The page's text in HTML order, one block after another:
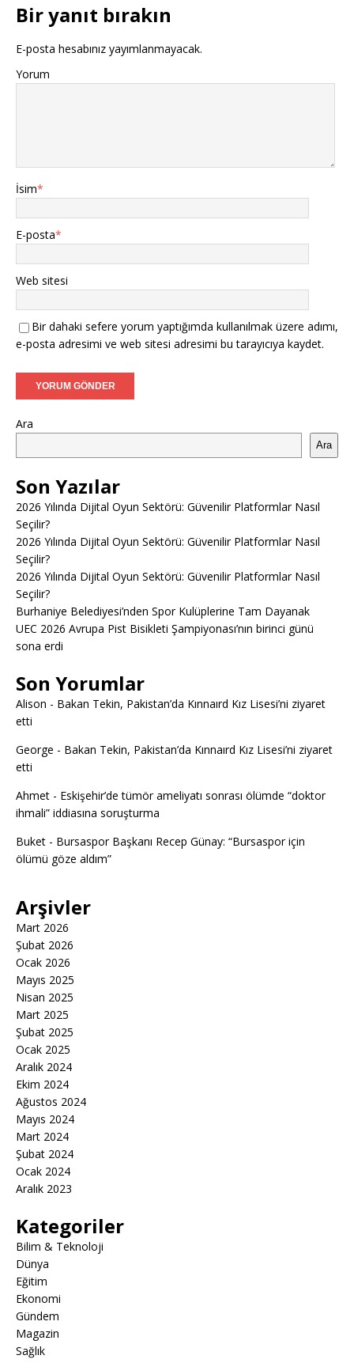
Bir yanıt bırakın
E-posta hesabınız yayımlanmayacak.
Yorum
İsim*
E-posta*
Web sitesi
Bir dahaki sefere yorum yaptığımda kullanılmak üzere adımı,
e-posta adresimi ve web sitesi adresimi bu tarayıcıya kaydet.
Ara
Ara
Son Yazılar
2026 Yılında Dijital Oyun Sektörü: Güvenilir Platformlar Nasıl
Seçilir?
2026 Yılında Dijital Oyun Sektörü: Güvenilir Platformlar Nasıl
Seçilir?
2026 Yılında Dijital Oyun Sektörü: Güvenilir Platformlar Nasıl
Seçilir?
Burhaniye Belediyesi’nden Spor Kulüplerine Tam Dayanak
UEC 2026 Avrupa Pist Bisikleti Şampiyonası’nın birinci günü
sona erdi
Son Yorumlar
Alison - Bakan Tekin, Pakistan’da Kınnaırd Kız Lisesi’ni ziyaret
etti
George - Bakan Tekin, Pakistan’da Kınnaırd Kız Lisesi’ni ziyaret
etti
Ahmet - Eskişehir’de tümör ameliyatı sonrası ölümde “doktor
ihmali” iddiasına soruşturma
Buket - Bursaspor Başkanı Recep Günay: “Bursaspor için
ölümü göze aldım”
Arşivler
Mart 2026
Şubat 2026
Ocak 2026
Mayıs 2025
Nisan 2025
Mart 2025
Şubat 2025
Ocak 2025
Aralık 2024
Ekim 2024
Ağustos 2024
Mayıs 2024
Mart 2024
Şubat 2024
Ocak 2024
Aralık 2023
Kategoriler
Bilim & Teknoloji
Dünya
Eğitim
Ekonomi
Gündem
Magazin
Sağlık